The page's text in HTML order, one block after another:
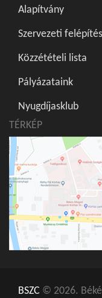
Alapítvány
Szervezeti felépítés
Közzétételi lista
Pályázataink
Nyugdíjasklub
TÉRKÉP
BSZC © 2026.